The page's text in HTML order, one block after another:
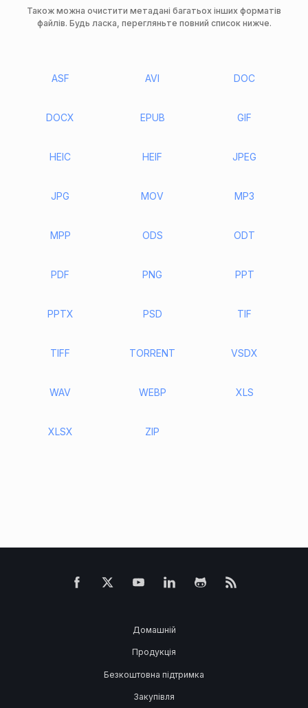
Також можна очистити метадані багатьох інших форматів
файлів. Будь ласка, перегляньте повний список нижче.
ASF AVI DOC
DOCX EPUB GIF
HEIC HEIF JPEG
JPG MOV MP3
MPP ODS ODT
PDF PNG PPT
PPTX PSD TIF
TIFF TORRENT VSDX
WAV WEBP XLS
XLSX ZIP
Домашній
Продукція
Безкоштовна підтримка
Закупівля